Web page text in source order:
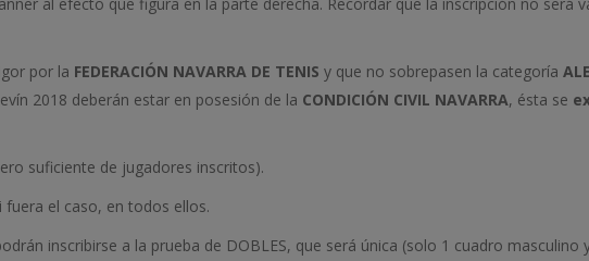
por la FEDERACIÓN NAVARRA DE TENIS y que no sobrepasen la categoría
2018 deberán estar en posesión de la CONDICIÓN CIVIL NAVARRA, ésta se
suficiente de jugadores inscritos).
el caso, en todos ellos.
inscribirse a la prueba de DOBLES, que será única (solo 1 cuadro masculino